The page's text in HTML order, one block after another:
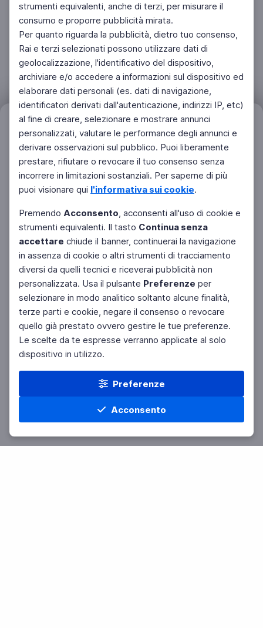
strumenti equivalenti, anche di terzi, per misurare il
consumo e proporre pubblicità mirata.
Per quanto riguarda la pubblicità, dietro tuo consenso,
Rai e terzi selezionati possono utilizzare dati di
geolocalizzazione, l'identificativo del dispositivo,
archiviare e/o accedere a informazioni sul dispositivo ed
elaborare dati personali (es. dati di navigazione,
identificatori derivati dall'autenticazione, indirizzi IP, etc)
al fine di creare, selezionare e mostrare annunci
personalizzati, valutare le performance degli annunci e
derivare osservazioni sul pubblico. Puoi liberamente
prestare, rifiutare o revocare il tuo consenso senza
incorrere in limitazioni sostanziali. Per saperne di più
puoi visionare qui l'informativa sui cookie.
Premendo Acconsento, acconsenti all'uso di cookie e
strumenti equivalenti. Il tasto Continua senza
accettare chiude il banner, continuerai la navigazione
in assenza di cookie o altri strumenti di tracciamento
diversi da quelli tecnici e riceverai pubblicità non
personalizzata. Usa il pulsante Preferenze per
selezionare in modo analitico soltanto alcune finalità,
terze parti e cookie, negare il consenso o revocare
quello già prestato ovvero gestire le tue preferenze.
Le scelte da te espresse verranno applicate al solo
dispositivo in utilizzo.
Preferenze
Acconsento
Home Materie Cerca Menu
Filtri Azzera
Facebook Twitter Instagram